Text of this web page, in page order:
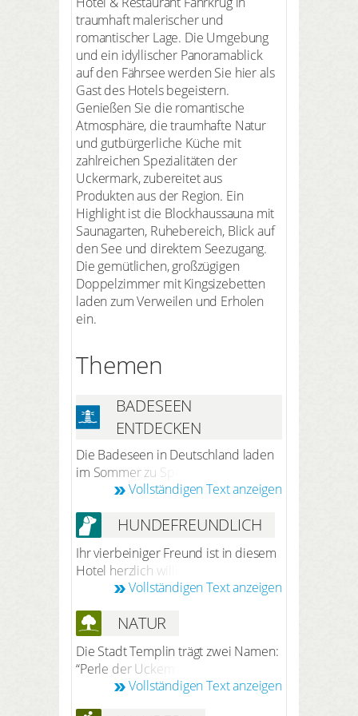
traumhaft malerischer und
romantischer Lage. Die Umgebung
und ein idyllischer Panoramablick
auf den Fährsee werden Sie hier als
Gast des Hotels begeistern.
Genießen Sie die romantische
Atmosphäre, die traumhafte Natur
und gutbürgerliche Küche mit
zahlreichen Spezialitäten der
Uckermark, zubereitet aus
Produkten aus der Region. Ein
Highlight ist die Blockhaussauna mit
Saunagarten, Ruhebereich, Blick auf
den See und direktem Seezugang.
Die gemütlichen, großzügigen
Doppelzimmer mit Kingsizebetten
laden zum Verweilen und Erholen
ein.
Themen
BADESEEN
ENTDECKEN
Die Badeseen in Deutschland laden
im Sommer zu Sport, Spaß und
Erfrischung ein. Bevorzugen Sie eher
Urlaub bieten diese die perfekte
Möglichkeit für Erholung. Die
Badeseen liegen so schön in die
umliegende Landschaft eingebettet,
dass man auch in wenigen Minuten
von der Stadt ins kühle Nass
eintauchen kann.
Vollständigen Text anzeigen
HUNDEFREUNDLICH
Ihr vierbeiniger Freund ist in diesem
Hotel herzlich willkommen. Nach
vorheriger Anmeldung bei der
Euro pro Hund/Nacht (ohne Futter).
Ihr Hund darf Sie ins Restaurant und
in alle öffentlichen Räume begleiten.
Vollständigen Text anzeigen
NATUR
Die Stadt Templin trägt zwei Namen:
“Perle der Uckermark“ und „Stadt
der Seen und Wälder“. Wer ein Mal
Vollständigen Text anzeigen